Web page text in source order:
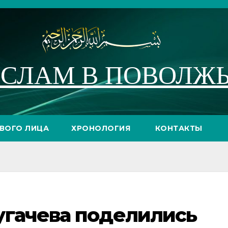
В
ЛИЦА ХРОНОЛОГИЯ КОНТАКТЫ
поделились